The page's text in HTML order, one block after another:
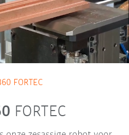
FORTEC
FORTEC